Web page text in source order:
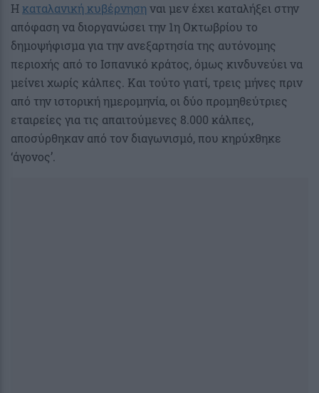
Ηκαταλανική κυβέρνηση ναι μεν έχει καταλήξει στην
απόφαση να διοργανώσει την 1η Οκτωβρίου το
δημοψήφισμα για την ανεξαρτησία της αυτόνομης
περιοχής από το Ισπανικό κράτος, όμως κινδυνεύει να
μείνει χωρίς κάλπες. Και τούτο γιατί, τρεις μήνες πριν
από την ιστορική ημερομηνία, οι δύο προμηθεύτριες
εταιρείες για τις απαιτούμενες 8.000 κάλπες,
αποσύρθηκαν από τον διαγωνισμό, που κηρύχθηκε
‘άγονος’.